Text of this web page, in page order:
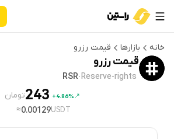
خانه بازارها قیمت رزرو
قیمترزرو
Reserve-rights
·
RSR
4.86%+
243تومان
USDT
0.00129
≈